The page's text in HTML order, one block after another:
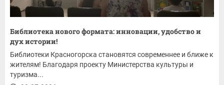
Библиотека нового формата: инновации, удобство и
дух истории!
Библиотеки Красногорска становятся современнее и ближе к
жителям! Благодаря проекту Министерства культуры и
туризма...